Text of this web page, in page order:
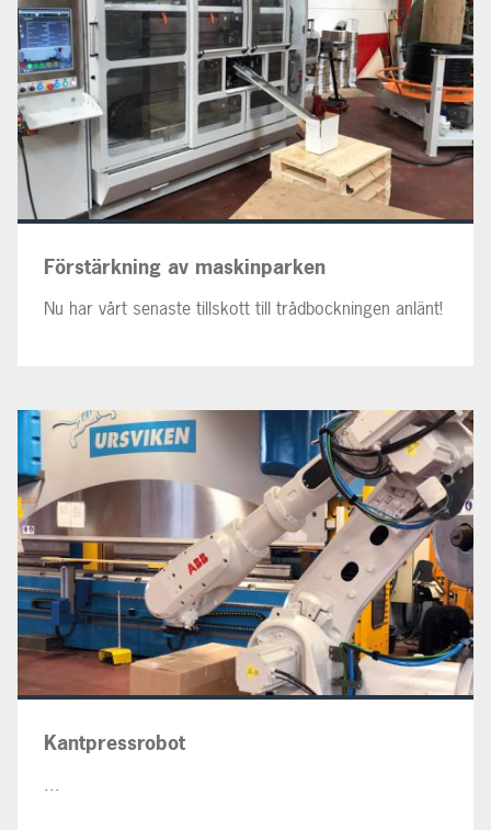
Förstärkning av maskinparken
Nu har vårt senaste tillskott till trådbockningen anlänt!
Kantpressrobot
...